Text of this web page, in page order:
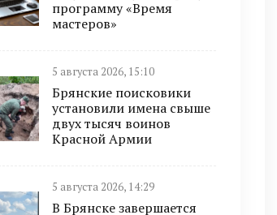
программу «Время
мастеров»
5 августа 2026, 15:10
Брянские поисковики
установили имена свыше
двух тысяч воинов
Красной Армии
5 августа 2026, 14:29
В Брянске завершается